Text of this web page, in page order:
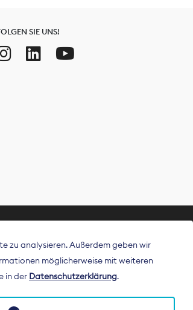
SIE UNS!
zu analysieren. Außerdem geben wir
möglicherweise mit weiteren
in der Datenschutzerklärung.